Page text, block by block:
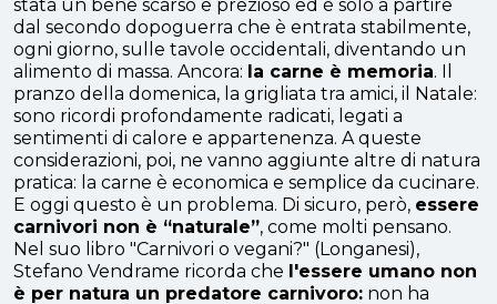
stata un bene scarso e prezioso ed è solo a partire
dal secondo dopoguerra che è entrata stabilmente,
ogni giorno, sulle tavole occidentali, diventando un
alimento di massa. Ancora: la carne è memoria. Il
pranzo della domenica, la grigliata tra amici, il Natale:
sono ricordi profondamente radicati, legati a
sentimenti di calore e appartenenza. A queste
considerazioni, poi, ne vanno aggiunte altre di natura
pratica: la carne è economica e semplice da cucinare.
E oggi questo è un problema. Di sicuro, però, essere
carnivori non è “naturale”, come molti pensano.
Nel suo libro "Carnivori o vegani?" (Longanesi),
Stefano Vendrame ricorda che l'essere umano non
è per natura un predatore carnivoro: non ha